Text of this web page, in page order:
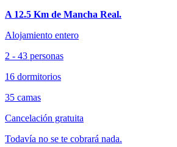
A 12.5 Km de Mancha Real.
Alojamiento entero
2 - 43 personas
16 dormitorios
35 camas
Cancelación gratuita
Todavía no se te cobrará nada.